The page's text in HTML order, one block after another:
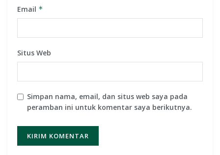
Email *
Situs Web
Simpan nama, email, dan situs web saya pada
peramban ini untuk komentar saya berikutnya.